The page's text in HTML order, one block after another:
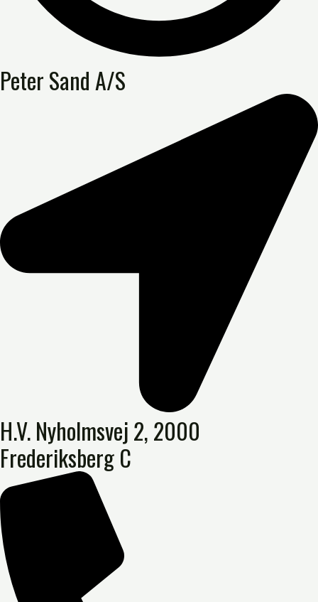
Peter Sand A/S
H.V. Nyholmsvej 2, 2000
Frederiksberg C